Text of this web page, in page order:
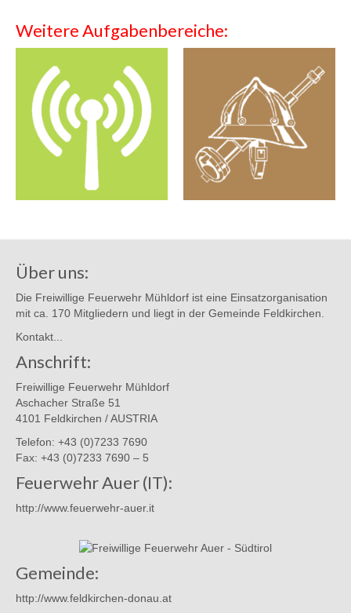
Weitere Aufgabenbereiche:
Über uns:
Die Freiwillige Feuerwehr Mühldorf ist eine Einsatzorganisation
mit ca. 170 Mitgliedern und liegt in der Gemeinde Feldkirchen.
Kontakt...
Anschrift:
Freiwillige Feuerwehr Mühldorf
Aschacher Straße 51
4101 Feldkirchen / AUSTRIA
Telefon: +43 (0)7233 7690
Fax: +43 (0)7233 7690 – 5
Feuerwehr Auer (IT):
http://www.feuerwehr-auer.it
Gemeinde:
http://www.feldkirchen-donau.at